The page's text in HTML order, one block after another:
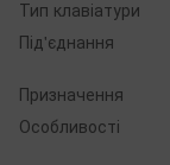
Тип клавіатури
Під'єднання
Призначення
Особливості